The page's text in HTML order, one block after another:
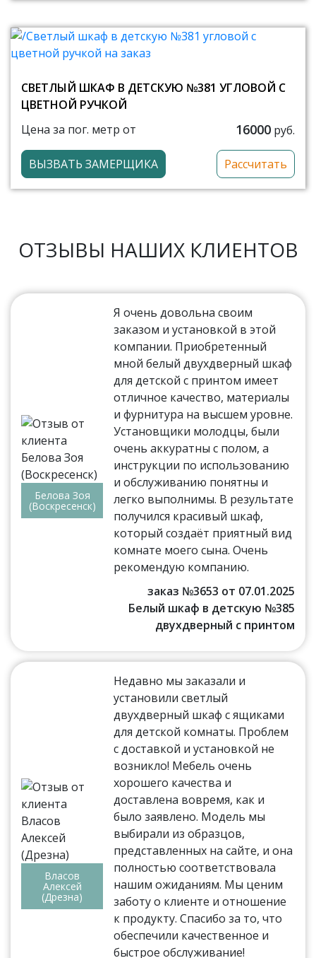
СВЕТЛЫЙ ШКАФ В ДЕТСКУЮ №381 УГЛОВОЙ С
ЦВЕТНОЙ РУЧКОЙ
Цена за пог. метр от
16000 руб.
ВЫЗВАТЬ ЗАМЕРЩИКА Рассчитать
ОТЗЫВЫ НАШИХ КЛИЕНТОВ
Белова Зоя
(Воскресенск)
Я очень довольна своим
заказом и установкой в этой
компании. Приобретенный
мной белый двухдверный шкаф
для детской с принтом имеет
отличное качество, материалы
и фурнитура на высшем уровне.
Установщики молодцы, были
очень аккуратны с полом, а
инструкции по использованию
и обслуживанию понятны и
легко выполнимы. В результате
получился красивый шкаф,
который создаёт приятный вид
комнате моего сына. Очень
рекомендую компанию.
заказ №3653 от 07.01.2025
Белый шкаф в детскую №385
двухдверный с принтом
Власов
Алексей
(Дрезна)
Недавно мы заказали и
установили светлый
двухдверный шкаф с ящиками
для детской комнаты. Проблем
с доставкой и установкой не
возникло! Мебель очень
хорошего качества и
доставлена вовремя, как и
было заявлено. Модель мы
выбирали из образцов,
представленных на сайте, и она
полностью соответствовала
нашим ожиданиям. Мы ценим
заботу о клиенте и отношение
к продукту. Спасибо за то, что
обеспечили качественное и
быстрое обслуживание!